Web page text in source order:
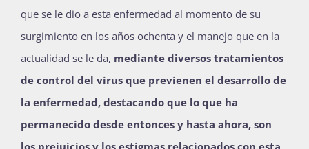
que se le dio a esta enfermedad al momento de su
surgimiento en los años ochenta y el manejo que en la
actualidad se le da, mediante diversos tratamientos
de control del virus que previenen el desarrollo de
la enfermedad, destacando que lo que ha
permanecido desde entonces y hasta ahora, son